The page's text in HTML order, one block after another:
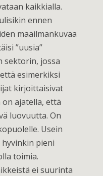
kaikkialla.
ennen
maailmankuvaa
”uusia”
sektorin, jossa
esimerkiksi
kirjoittaisivat
ajatella, että
luovuutta. On
Usein
pieni
toimia.
ei suurinta